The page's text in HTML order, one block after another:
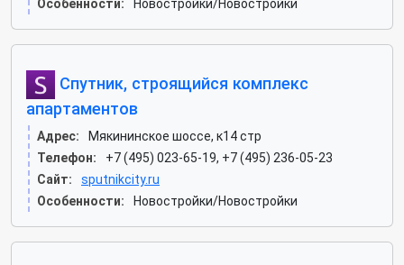
Особенности:
Новостройки/Новостройки
Спутник, строящийся комплекс
апартаментов
Адрес:
Мякининское шоссе, к14 стр
Телефон:
+7 (495) 023-65-19, +7 (495) 236-05-23
Сайт:
sputnikcity.ru
Особенности:
Новостройки/Новостройки